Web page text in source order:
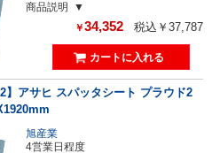
商品説明
￥34,352 税込￥37,787
2】アサヒ スパッタシート プラウド2
旭産業
4営業日程度